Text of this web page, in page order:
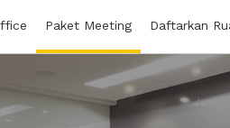
Paket Meeting Daftarkan